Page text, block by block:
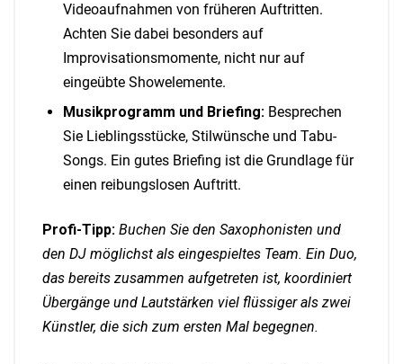
Videoaufnahmen von früheren Auftritten.
Achten Sie dabei besonders auf
Improvisationsmomente, nicht nur auf
eingeübte Showelemente.
Musikprogramm und Briefing: Besprechen
Sie Lieblingsstücke, Stilwünsche und Tabu-
Songs. Ein gutes Briefing ist die Grundlage für
einen reibungslosen Auftritt.
Profi-Tipp: Buchen Sie den Saxophonisten und
den DJ möglichst als eingespieltes Team. Ein Duo,
das bereits zusammen aufgetreten ist, koordiniert
Übergänge und Lautstärken viel flüssiger als zwei
Künstler, die sich zum ersten Mal begegnen.